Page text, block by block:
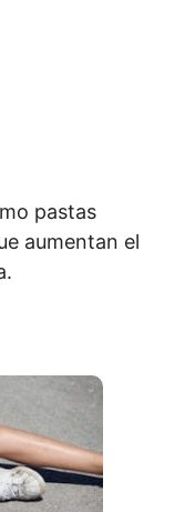
pastas
aumentan el